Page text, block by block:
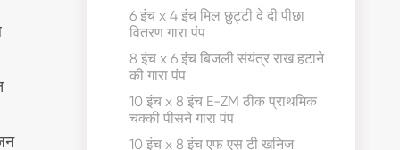
6 इंच x 4 इंच मिल छुट्टी दे दी पीछा
वितरण गारा पंप
8 इंच x 6 इंच बिजली संयंत्र राख हटाने
की गारा पंप
10 इंच x 8 इंच E-ZM ठीक प्राथमिक
चक्की पीसने गारा पंप
10 इंच x 8 इंच एफ एस टी खनिज